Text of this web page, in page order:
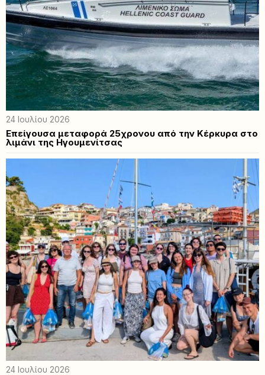
24 Ιουλίου 2026
Επείγουσα μεταφορά 25χρονου από την Κέρκυρα στο
λιμάνι της Ηγουμενίτσας
24 Ιουλίου 2026